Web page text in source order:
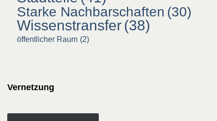
Starke Nachbarschaften (30)
Wissenstransfer(38)
öffentlicher Raum (2)
Vernetzung